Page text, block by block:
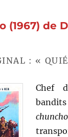
(1967) de
: «
Chef
chuncho